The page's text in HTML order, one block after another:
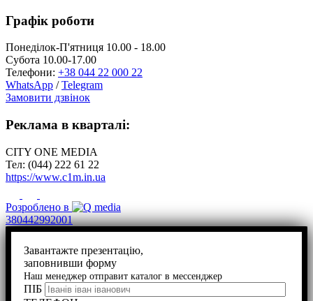
Графік роботи
Понеділок-П'ятниця 10.00 - 18.00
Субота 10.00-17.00
Телефони: +38 044 22 000 22
WhatsApp /Telegram
Замовити дзвінок
Реклама в кварталі:
CITY ONE MEDIA
Тел: (044) 222 61 22
https://www.c1m.in.ua
Розроблено в
380442992001
Завантажте презентацію,
заповнивши форму
Наш менеджер отправит каталог в мессенджер
ПІБ